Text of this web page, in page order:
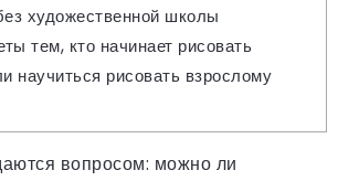
художественной школы
тем, кто начинает рисовать
научиться рисовать взрослому
вопросом: можно ли